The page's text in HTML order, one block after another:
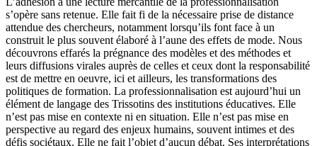
s’opère sans retenue. Elle fait fi de la nécessaire prise de distance
attendue des chercheurs, notamment lorsqu’ils font face à un
construit le plus souvent élaboré à l’aune des effets de mode. Nous
découvrons effarés la prégnance des modèles et des méthodes et
leurs diffusions virales auprès de celles et ceux dont la responsabilité
est de mettre en oeuvre, ici et ailleurs, les transformations des
politiques de formation. La professionnalisation est aujourd’hui un
élément de langage des Trissotins des institutions éducatives. Elle
n’est pas mise en contexte ni en situation. Elle n’est pas mise en
perspective au regard des enjeux humains, souvent intimes et des
défis sociétaux. Elle ne fait l’objet d’aucun débat. Ses interprétations